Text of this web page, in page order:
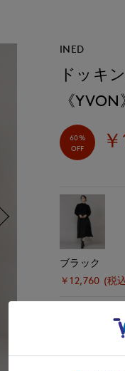
INED
ドッキ
《YVON
60%
OFF
ブラック
￥12,760 (税